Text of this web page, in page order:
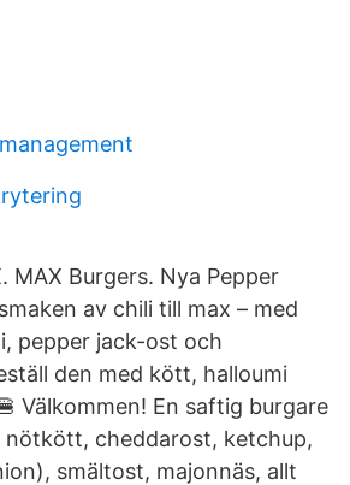
MAX Burgers. Nya Pepper
av chili till max – med
pepper jack-ost och
den med kött, halloumi
Välkommen! En saftig burgare
nötkött, cheddarost, ketchup,
smältost, majonnäs, allt